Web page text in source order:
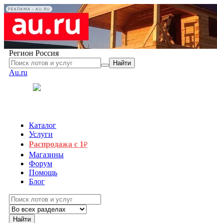
РЕКЛАМА • AU.RU
Регион Россия
Найти
Au.ru
Каталог
Услуги
Распродажа с 1₽
Магазины
Форум
Помощь
Блог
Найти